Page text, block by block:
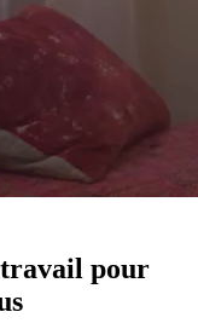
travail pour